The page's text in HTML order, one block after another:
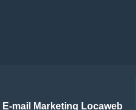
E-mail Marketing Locaweb